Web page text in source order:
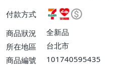
或消費滿$1298免運費】、
不付款【免運費】、萊爾富
運費$60、滿5件或消費滿
費】、宅配/貨運【單件運
付款方式
商品狀況
全新品
所在地區
台北市
商品編號
101740595435